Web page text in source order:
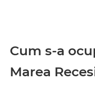
Cum s-a
Marea